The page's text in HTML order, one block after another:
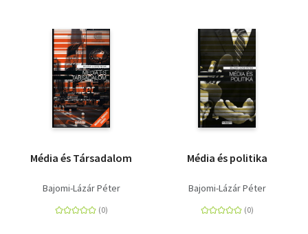
Média és Társadalom
Bajomi-Lázár Péter
Média és politika
Bajomi-Lázár Péter